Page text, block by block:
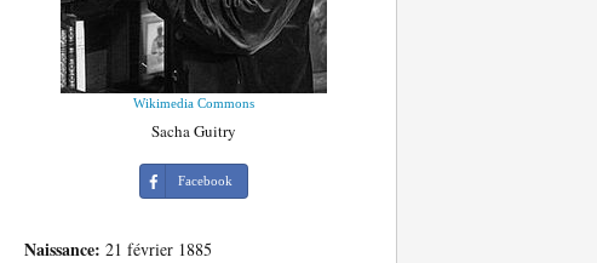
Wikimedia Commons
Sacha Guitry
Facebook
Naissance: 21 février 1885